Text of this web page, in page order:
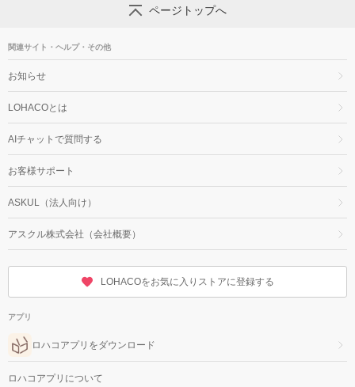
ページトップへ
関連サイト・ヘルプ・その他
お知らせ
LOHACOとは
AIチャットで質問する
お客様サポート
ASKUL（法人向け）
アスクル株式会社（会社概要）
LOHACOをお気に入りストアに登録する
アプリ
ロハコアプリをダウンロード
ロハコアプリについて